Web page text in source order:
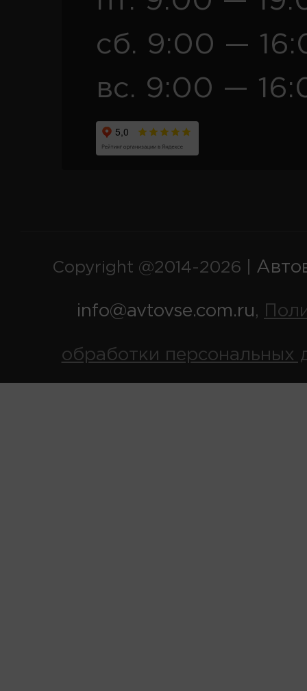
сб. 9:00 —
вс. 9:00 —
Copyright @2014-2026 |
info@avtovse.com.ru,
обработки персональных